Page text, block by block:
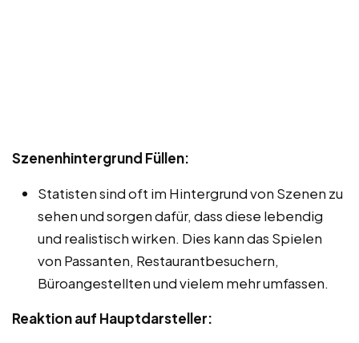
Szenenhintergrund Füllen:
Statisten sind oft im Hintergrund von Szenen zu
sehen und sorgen dafür, dass diese lebendig
und realistisch wirken. Dies kann das Spielen
von Passanten, Restaurantbesuchern,
Büroangestellten und vielem mehr umfassen.
Reaktion auf Hauptdarsteller: